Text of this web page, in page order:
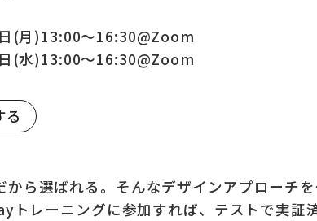
(月)13:00〜16:30@Zoom
(水)13:00〜16:30@Zoom
る
から選ばれる。そんなデザインアプローチ
トレーニングに参加すれば、テストで実証